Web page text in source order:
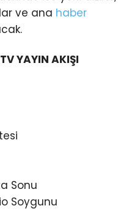
ve ana haber
YAYIN AKIŞI
Sonu
Soygunu